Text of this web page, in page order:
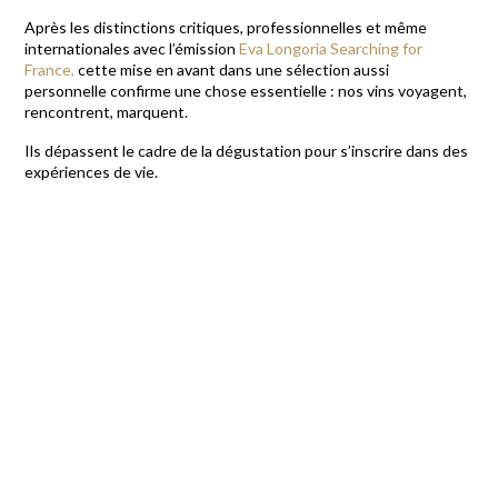
Après les distinctions critiques, professionnelles et même
internationales avec l’émission Eva Longoria Searching for
France, cette mise en avant dans une sélection aussi
personnelle confirme une chose essentielle : nos vins voyagent,
rencontrent, marquent.
Ils dépassent le cadre de la dégustation pour s’inscrire dans des
expériences de vie.